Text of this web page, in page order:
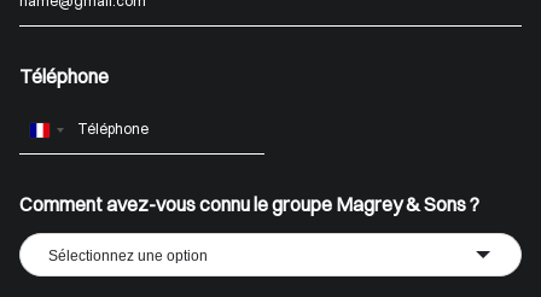
Téléphone
France
Comment avez-vous connu le groupe Magrey & Sons ?
Sélectionnez une option